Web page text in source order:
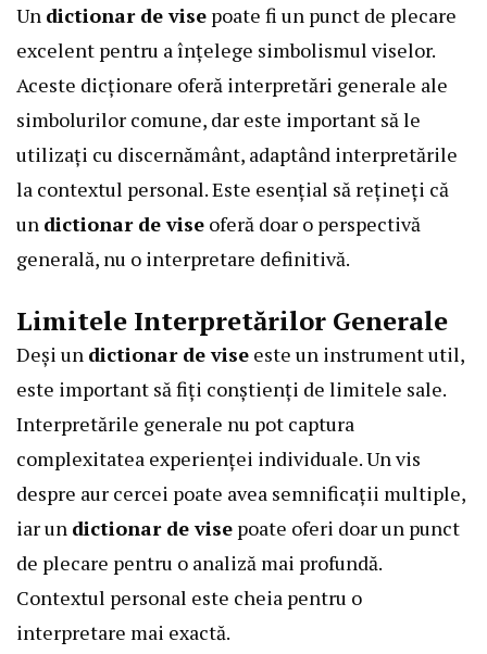
Un dictionar de vise poate fi un punct de plecare
excelent pentru a înțelege simbolismul viselor.
Aceste dicționare oferă interpretări generale ale
simbolurilor comune, dar este important să le
utilizați cu discernământ, adaptând interpretările
la contextul personal. Este esențial să rețineți că
un dictionar de vise oferă doar o perspectivă
generală, nu o interpretare definitivă.
Limitele Interpretărilor Generale
Deși un dictionar de vise este un instrument util,
este important să fiți conștienți de limitele sale.
Interpretările generale nu pot captura
complexitatea experienței individuale. Un vis
despre aur cercei poate avea semnificații multiple,
iar un dictionar de vise poate oferi doar un punct
de plecare pentru o analiză mai profundă.
Contextul personal este cheia pentru o
interpretare mai exactă.